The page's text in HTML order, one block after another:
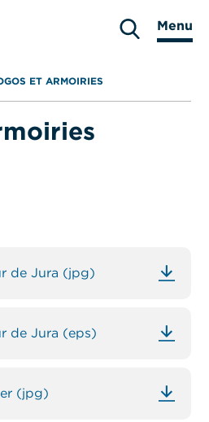
Menu
ET ARMOIRIES
de Jura (jpg)
de Jura (eps)
(jpg)